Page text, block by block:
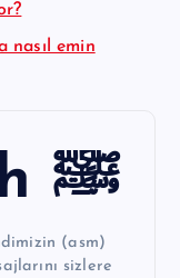
nasıl emin
Resulullah ﷺ
(asm)
sizlere